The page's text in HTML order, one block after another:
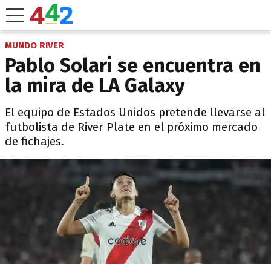
MUNDO RIVER
Pablo Solari se encuentra en
la mira de LA Galaxy
El equipo de Estados Unidos pretende llevarse al
futbolista de River Plate en el próximo mercado
de fichajes.